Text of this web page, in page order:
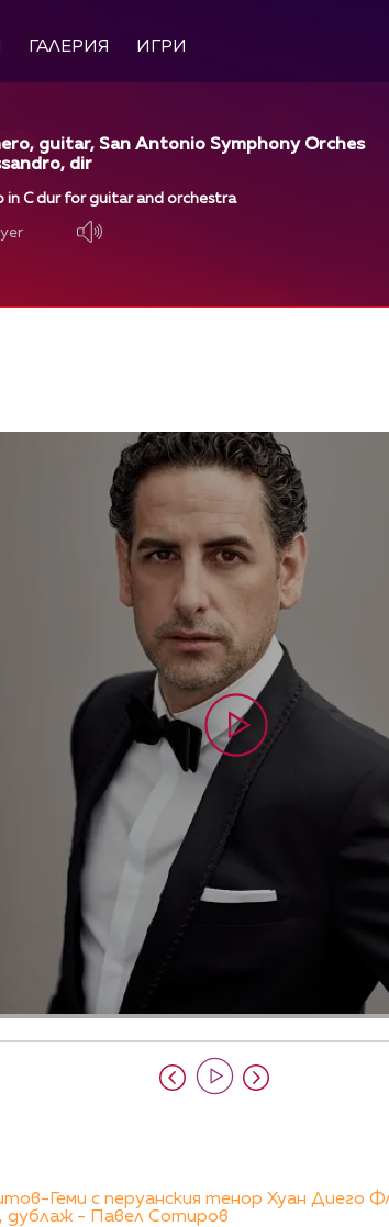
ГАЛЕРИЯ ИГРИ
guitar, San Antonio Symphony Orches
dir
in C dur for guitar and orchestra
Геми с перуанския тенор Хуан Диего
дублаж - Павел Сотиров